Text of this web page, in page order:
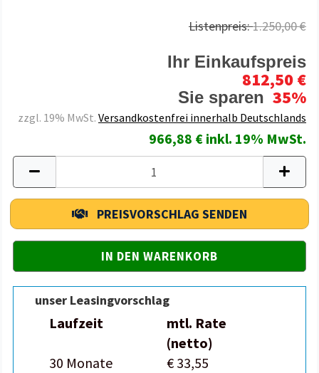
Listenpreis:1.250,00 €
Ihr Einkaufspreis
812,50 €
Sie sparen 35%
zzgl. 19% MwSt. Versandkostenfrei innerhalb Deutschlands
966,88 € inkl. 19% MwSt.
PREISVORSCHLAG SENDEN
unser Leasingvorschlag
Laufzeit
mtl. Rate
(netto)
30 Monate
€ 33,55